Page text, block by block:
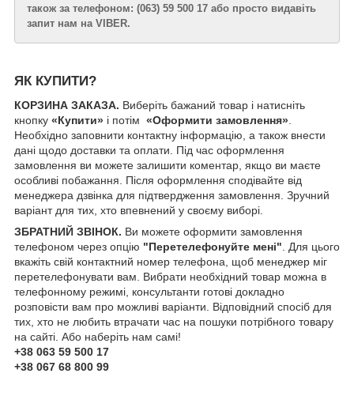
також за телефоном: (063) 59 500 17 або просто видавіть
запит нам на VIBER.
ЯК КУПИТИ?
КОРЗИНА ЗАКАЗА. Виберіть бажаний товар і натисніть
кнопку «Купити» і потім «Оформити замовлення»
Необхідно заповнити контактну інформацію, а також внести
дані щодо доставки та оплати. Під час оформлення
замовлення ви можете залишити коментар, якщо ви маєте
особливі побажання. Після оформлення сподівайте від
менеджера дзвінка для підтвердження замовлення. Зручний
варіант для тих, хто впевнений у своєму виборі.
ЗБРАТНИЙ ЗВІНОК. Ви можете оформити замовлення
телефоном через опцію "Перетелефонуйте мені" . Для цього
вкажіть свій контактний номер телефона, щоб менеджер міг
перетелефонувати вам. Вибрати необхідний товар можна в
телефонному режимі, консультанти готові докладно
розповісти вам про можливі варіанти. Відповідний спосіб для
тих, хто не любить втрачати час на пошуки потрібного товару
на сайті. Або наберіть нам самі! ​
+38 063 59 500 17
+38 067 68 800 99